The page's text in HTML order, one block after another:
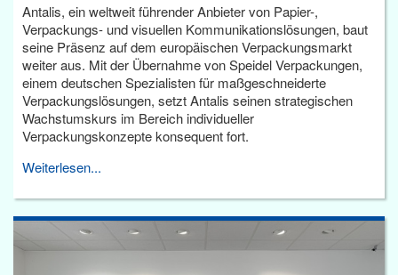
Antalis, ein weltweit führender Anbieter von Papier-,
Verpackungs- und visuellen Kommunikationslösungen, baut
seine Präsenz auf dem europäischen Verpackungsmarkt
weiter aus. Mit der Übernahme von Speidel Verpackungen,
einem deutschen Spezialisten für maßgeschneiderte
Verpackungslösungen, setzt Antalis seinen strategischen
Wachstumskurs im Bereich individueller
Verpackungskonzepte konsequent fort.
Weiterlesen...